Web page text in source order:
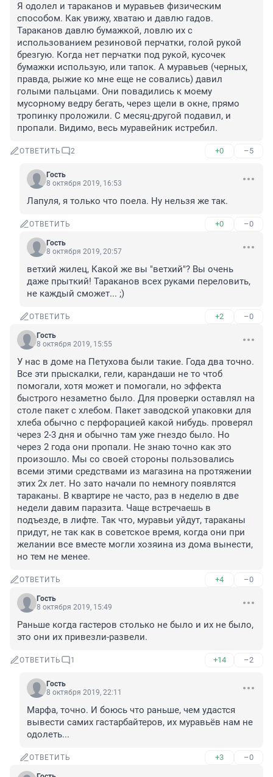
Я одолел и тараканов и муравьев физическим
способом. Как увижу, хватаю и давлю гадов.
Тараканов давлю бумажкой, ловлю их с
использованием резиновой перчатки, голой рукой
брезгую. Когда нет перчатки под рукой, кусочек
бумажки использую, или тапок. А муравьев (черных,
правда, рыжие ко мне еще не совались) давил
голыми пальцами. Они повадились к моему
мусорному ведру бегать, через щели в окне, прямо
тропинку проложили. С месяц-другой подавил, и
пропали. Видимо, весь муравейник истребил.
ОТВЕТИТЬ 2 +0 –5
Гость
8 октября 2019, 16:53
Лапуля, я только что поела. Ну нельзя же так.
ОТВЕТИТЬ +0 –0
Гость
8 октября 2019, 20:57
ветхий жилец, Какой же вы "ветхий"? Вы очень
даже прыткий! Тараканов всех руками переловить,
не каждый сможет... ;)
ОТВЕТИТЬ +2 –0
Гость
8 октября 2019, 15:55
У нас в доме на Петухова были такие. Года два точно.
Все эти прыскалки, гели, карандаши не то чтоб
помогали, хотя может и помогали, но эффекта
быстрого незаметно было. Для проверки оставлял на
столе пакет с хлебом. Пакет заводской упаковки для
хлеба обычно с перфорацией какой нибудь. проверял
через 2-3 дня и обычно там уже гнездо было. Но
через 2 года они пропали. Не знаю точно как это
произошло. Мы со своей стороны пользовались
всеми этими средствами из магазина на протяжении
этих 2х лет. Но зато начали по немногу появлятся
тараканы. В квартире не часто, раз в неделю в две
недели давим паразита. Чаще встречаешь в
подъезде, в лифте. Так что, муравьи уйдут, тараканы
придут, не так как в советское время, когда они при
желании все вместе могли хозяина из дома вынести,
но тем не менее.
ОТВЕТИТЬ +4 –0
Гость
8 октября 2019, 15:49
Раньше когда гастеров столько не было и их не было,
это они их привезли-развели.
ОТВЕТИТЬ 1 +14 –2
Гость
8 октября 2019, 22:11
Марфа, точно. И боюсь что раньше, чем удастся
вывести самих гастарбайтеров, их муравьёв нам не
одолеть...
ОТВЕТИТЬ +3 –0